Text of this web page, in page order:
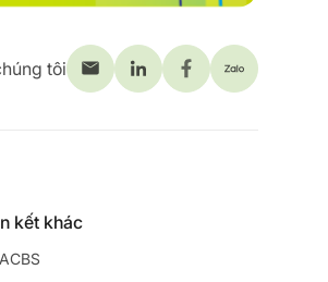
tôi
kết khác